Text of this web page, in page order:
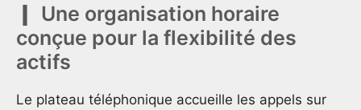
Une organisation horaire
conçue pour la flexibilité des
actifs
Le plateau téléphonique accueille les appels sur